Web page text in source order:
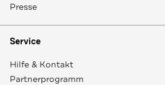
Presse
Service
Hilfe & Kontakt
Partnerprogramm